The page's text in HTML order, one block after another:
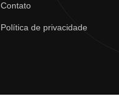
Contato
Política de privacidade